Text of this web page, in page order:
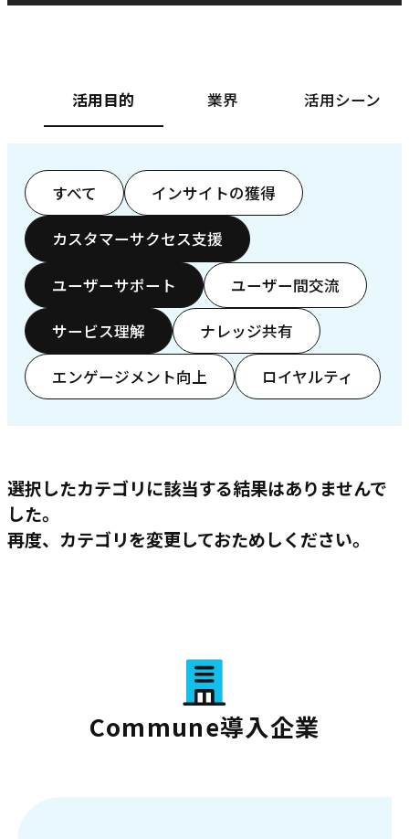
活用目的 業界 活用シーン
すべて インサイトの獲得
カスタマーサクセス支援
ユーザーサポート ユーザー間交流
サービス理解 ナレッジ共有
エンゲージメント向上 ロイヤルティ
選択したカテゴリに該当する結果はありませんで
した。
再度、カテゴリを変更しておためしください。
Commune導入企業